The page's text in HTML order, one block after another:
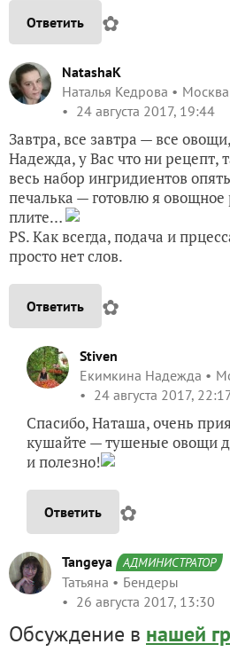
Ответить ✿
NatashaK
Наталья Кедрова
Москва
24 августа 2017, 19:44
Завтра, все завтра — все
Надежда, у Вас что ни рецепт,
весь набор ингридиентов
печалька — готовлю я овощное
плите…
PS. Как всегда, подача и
просто нет слов.
Ответить ✿
Stiven
Екимкина Надежда
24 августа 2017,
Спасибо, Наташа, очень
кушайте — тушеные овощи
и полезно!
Ответить ✿
Tangeya АДМИНИСТРАТОР
Татьяна
Бендеры
26 августа 2017, 13:30
Обсуждение в нашей